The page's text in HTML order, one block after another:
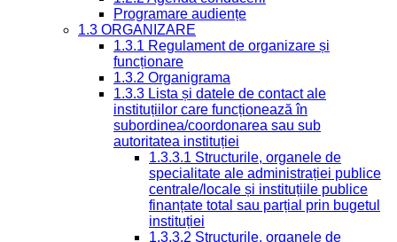
Programare audiențe
1.3 ORGANIZARE
1.3.1 Regulament de organizare și
funcționare
1.3.2 Organigrama
1.3.3 Lista și datele de contact ale
instituțiilor care funcționează în
subordinea/coordonarea sau sub
autoritatea instituției
1.3.3.1 Structurile, organele de
specialitate ale administrației publice
centrale/locale și instituțiile publice
finanțate total sau parțial prin bugetul
instituției
1.3.3.2 Structurile, organele de